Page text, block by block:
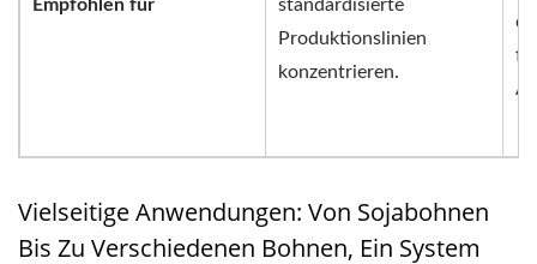
Empfohlen für
standardisierte
Produktionslinien
konzentrieren.
Vielseitige Anwendungen: Von Sojabohnen
Bis Zu Verschiedenen Bohnen, Ein System